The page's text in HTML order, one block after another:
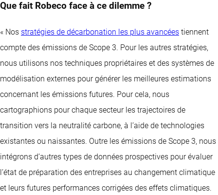
Que fait Robeco face à ce dilemme ?
« Nos stratégies de décarbonation les plus avancées tiennent
compte des émissions de Scope 3. Pour les autres stratégies,
nous utilisons nos techniques propriétaires et des systèmes de
modélisation externes pour générer les meilleures estimations
concernant les émissions futures. Pour cela, nous
cartographions pour chaque secteur les trajectoires de
transition vers la neutralité carbone, à l’aide de technologies
existantes ou naissantes. Outre les émissions de Scope 3, nous
intégrons d’autres types de données prospectives pour évaluer
l’état de préparation des entreprises au changement climatique
et leurs futures performances corrigées des effets climatiques.